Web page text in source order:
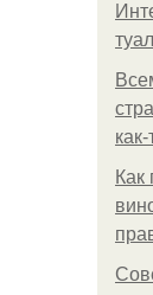
Как